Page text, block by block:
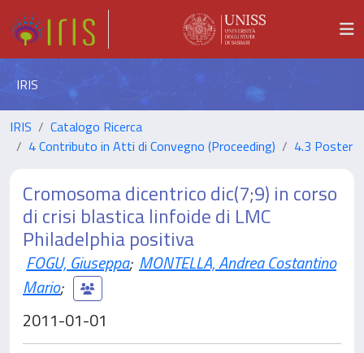
IRIS
IRIS
Catalogo Ricerca
4 Contributo in Atti di Convegno (Proceeding)
4.3 Poster
Cromosoma dicentrico dic(7;9) in corso
di crisi blastica linfoide di LMC
Philadelphia positiva
FOGU, Giuseppa; MONTELLA, Andrea Costantino
Mario;
2011-01-01